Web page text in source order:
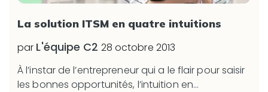
La solution ITSM en quatre intuitions
par L'équipe C2 28 octobre 2013
À l’instar de l’entrepreneur qui a le flair pour saisir
les bonnes opportunités, l’intuition en...